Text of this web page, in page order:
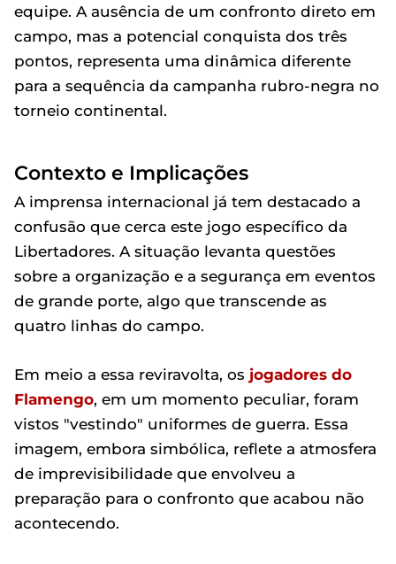
equipe. A ausência de um confronto direto em
campo, mas a potencial conquista dos três
pontos, representa uma dinâmica diferente
para a sequência da campanha rubro-negra no
torneio continental.
Contexto e Implicações
A imprensa internacional já tem destacado a
confusão que cerca este jogo específico da
Libertadores. A situação levanta questões
sobre a organização e a segurança em eventos
de grande porte, algo que transcende as
quatro linhas do campo.
Em meio a essa reviravolta, os jogadores do
Flamengo, em um momento peculiar, foram
vistos "vestindo" uniformes de guerra. Essa
imagem, embora simbólica, reflete a atmosfera
de imprevisibilidade que envolveu a
preparação para o confronto que acabou não
acontecendo.